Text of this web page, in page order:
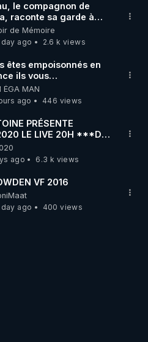
le compagnon de
raconte sa garde à
PARTAGEZ!
de Mémoire
ago
2.6 k views
êtes empoisonnés en
ils vous
tranquille
ÉGA MAN
ago
446 views
PRÉSENTE
LE LIVE 20H ***DU
2026***
ago
6.3 k views
VF 2016
ago
400 views